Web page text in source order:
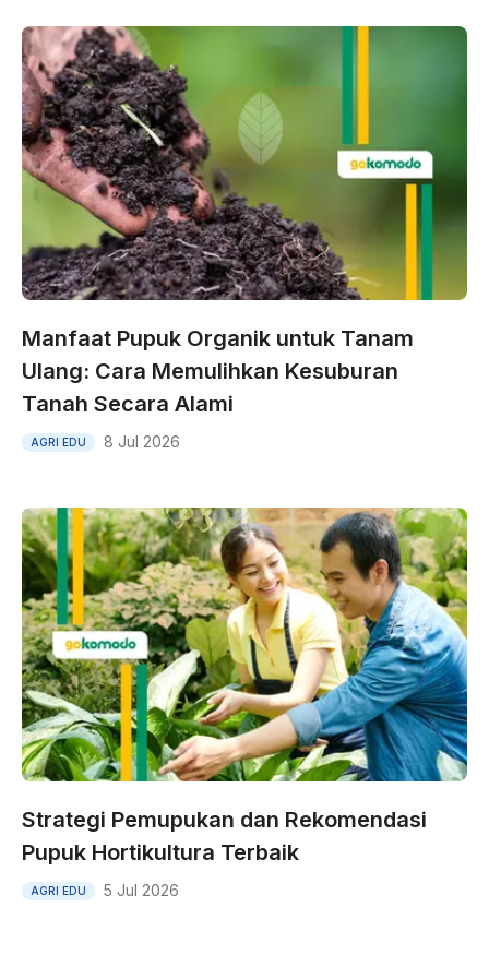
Manfaat Pupuk Organik untuk Tanam
Ulang: Cara Memulihkan Kesuburan
Tanah Secara Alami
AGRI EDU 8 Jul 2026
Strategi Pemupukan dan Rekomendasi
Pupuk Hortikultura Terbaik
AGRI EDU 5 Jul 2026